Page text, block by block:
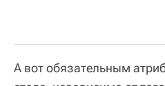
А вот обязательным